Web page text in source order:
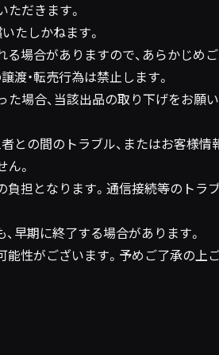
だきます。
たしかねます。
場合がありますので、あらかじめご
渡・転売行為は禁止します。
場合、当該出品の取り下げをお願
との間のトラブル、またはお客様情
。
負担となります。通信接続等のトラ
早期に終了する場合があります。
能性がございます。予めご了承の上